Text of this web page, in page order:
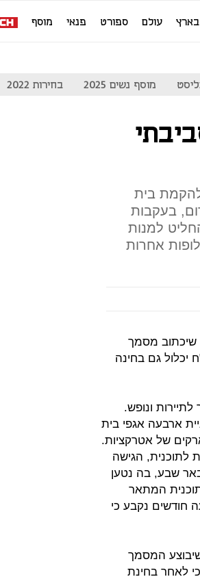
בארץ עולם ספורט פנאי מוסף
מוסף נשים 2025 בחירות 2022
בית
בעקבות
למנות
אחרות
שיכתוב מסמך
יכלול גם בחינה
לתיירות ונופש.
ארבעה אגפי בית
דונם ולצדם שני פארקים של אטרקציות.
לתוכנית, הגישה
שבע, בה נטען
זאת בניגוד לתוכנית המתאר
ארבעה חודשים נקבע כי
המסמך
לאחר בחינת